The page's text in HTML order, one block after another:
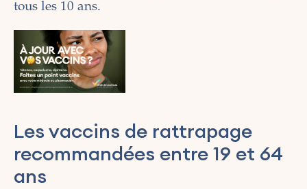
tous les 10 ans.
Les vaccins de rattrapage
recommandées entre 19 et 64
ans